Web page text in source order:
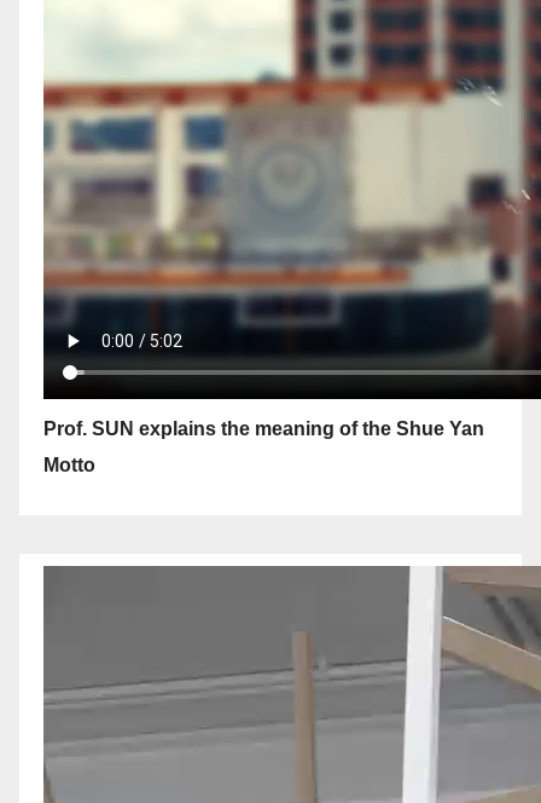
Prof. SUN explains the meaning of the Shue Yan
Motto